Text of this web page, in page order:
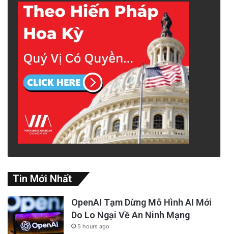
Tin Mới Nhất
OpenAI Tạm Dừng Mô Hình AI Mới
Do Lo Ngại Về An Ninh Mạng
5 hours ago